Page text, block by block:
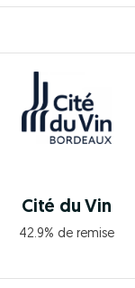
Cité du Vin
42.9% de remise